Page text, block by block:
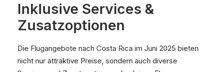
Inklusive Services &
Zusatzoptionen
Die Flugangebote nach Costa Rica im Juni 2025 bieten
nicht nur attraktive Preise, sondern auch diverse